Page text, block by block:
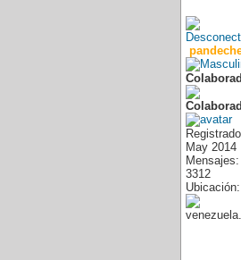
May 2014
Mensajes:
3312
Ubicación: